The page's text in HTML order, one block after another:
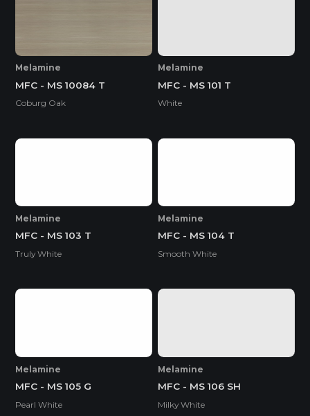
Melamine
MFC - MS 10084 T
Coburg Oak
Melamine
MFC - MS 101 T
White
Melamine
MFC - MS 103 T
Truly White
Melamine
MFC - MS 104 T
Smooth White
Melamine
MFC - MS 105 G
Pearl White
Melamine
MFC - MS 106 SH
Milky White